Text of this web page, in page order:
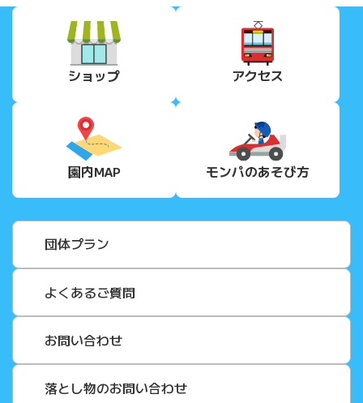
ショップ アクセス
園内MAP モンパのあそび方
団体プラン
よくあるご質問
お問い合わせ
落とし物のお問い合わせ